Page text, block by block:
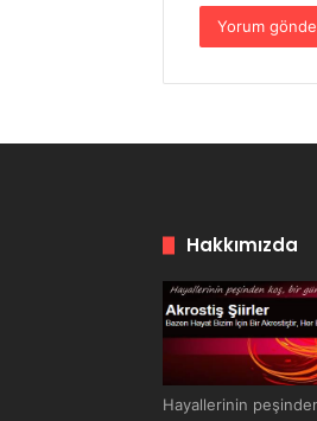
Hakkımızda
Hayallerinin